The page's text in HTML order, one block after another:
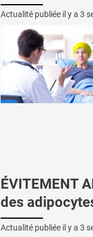
Actualité publiée il y a 3
ÉVITEMENT
des
Actualité publiée il y a 3